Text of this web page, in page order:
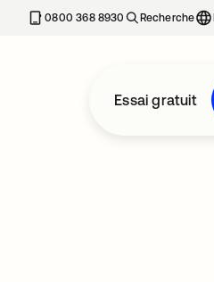
0800 368 8930 Recherche
Essai gratuit